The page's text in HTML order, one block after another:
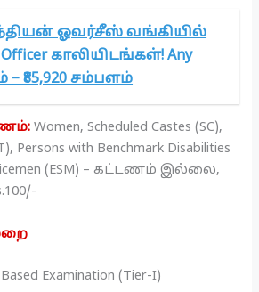
ஓவர்சீஸ் வங்கியில்
Officer காலியிடங்கள்! Any
– ₹85,920 சம்பளம்
Women, Scheduled Castes (SC),
Persons with Benchmark Disabilities
(ESM) – கட்டணம் இல்லை,
Examination (Tier-I)